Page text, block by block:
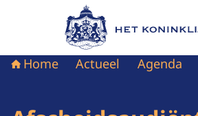
Naar de homepage van
Home Actueel Agenda